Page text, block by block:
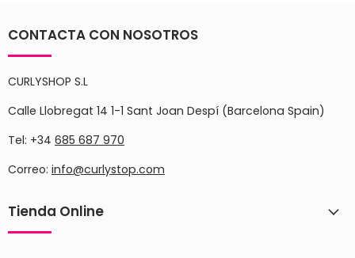
CONTACTA CON NOSOTROS
CURLYSHOP S.L
Calle Llobregat 14 1-1 Sant Joan Despí (Barcelona Spain)
Tel: +34 685 687 970
Correo: info@curlystop.com
Tienda Online